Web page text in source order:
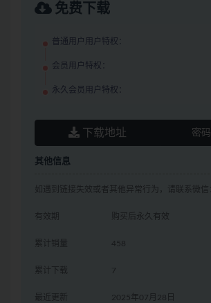
免费下载
普通用户用户特权：
会员用户特权：
永久会员用户特权：
下载地址 密码
其他信息
如遇到链接失效或者其他异常行为，请联系微
有效期 购买后永久有效
累计销量 458
累计下载 7
最近更新 2025年07月28日